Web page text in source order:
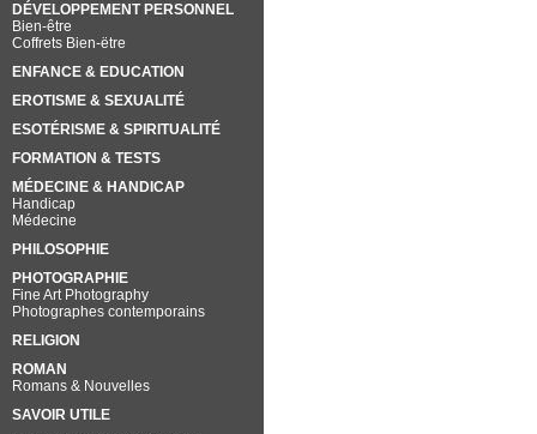
DÉVELOPPEMENT PERSONNEL
Bien-être
Coffrets Bien-ëtre
ENFANCE & EDUCATION
EROTISME & SEXUALITÉ
ESOTÉRISME & SPIRITUALITÉ
FORMATION & TESTS
MÉDECINE & HANDICAP
Handicap
Médecine
PHILOSOPHIE
PHOTOGRAPHIE
Fine Art Photography
Photographes contemporains
RELIGION
ROMAN
Romans & Nouvelles
SAVOIR UTILE